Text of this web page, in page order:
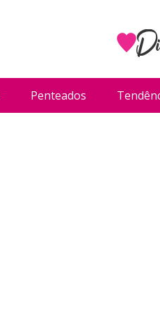
Penteados